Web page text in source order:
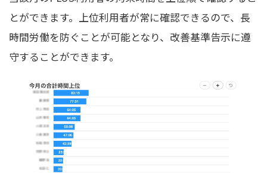
とができます。上位利用者が常に確認できるので、長
時間労働を防ぐことが可能となり、改善基準告示に遵
守することができます。